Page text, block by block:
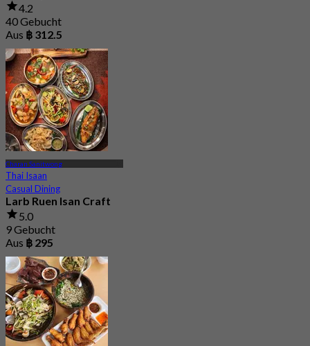
4.2
40 Gebucht
Aus ฿ 312.5
Charan Sanitwong
Thai Isaan
Casual Dining
Larb Ruen Isan Craft
5.0
9 Gebucht
Aus ฿ 295